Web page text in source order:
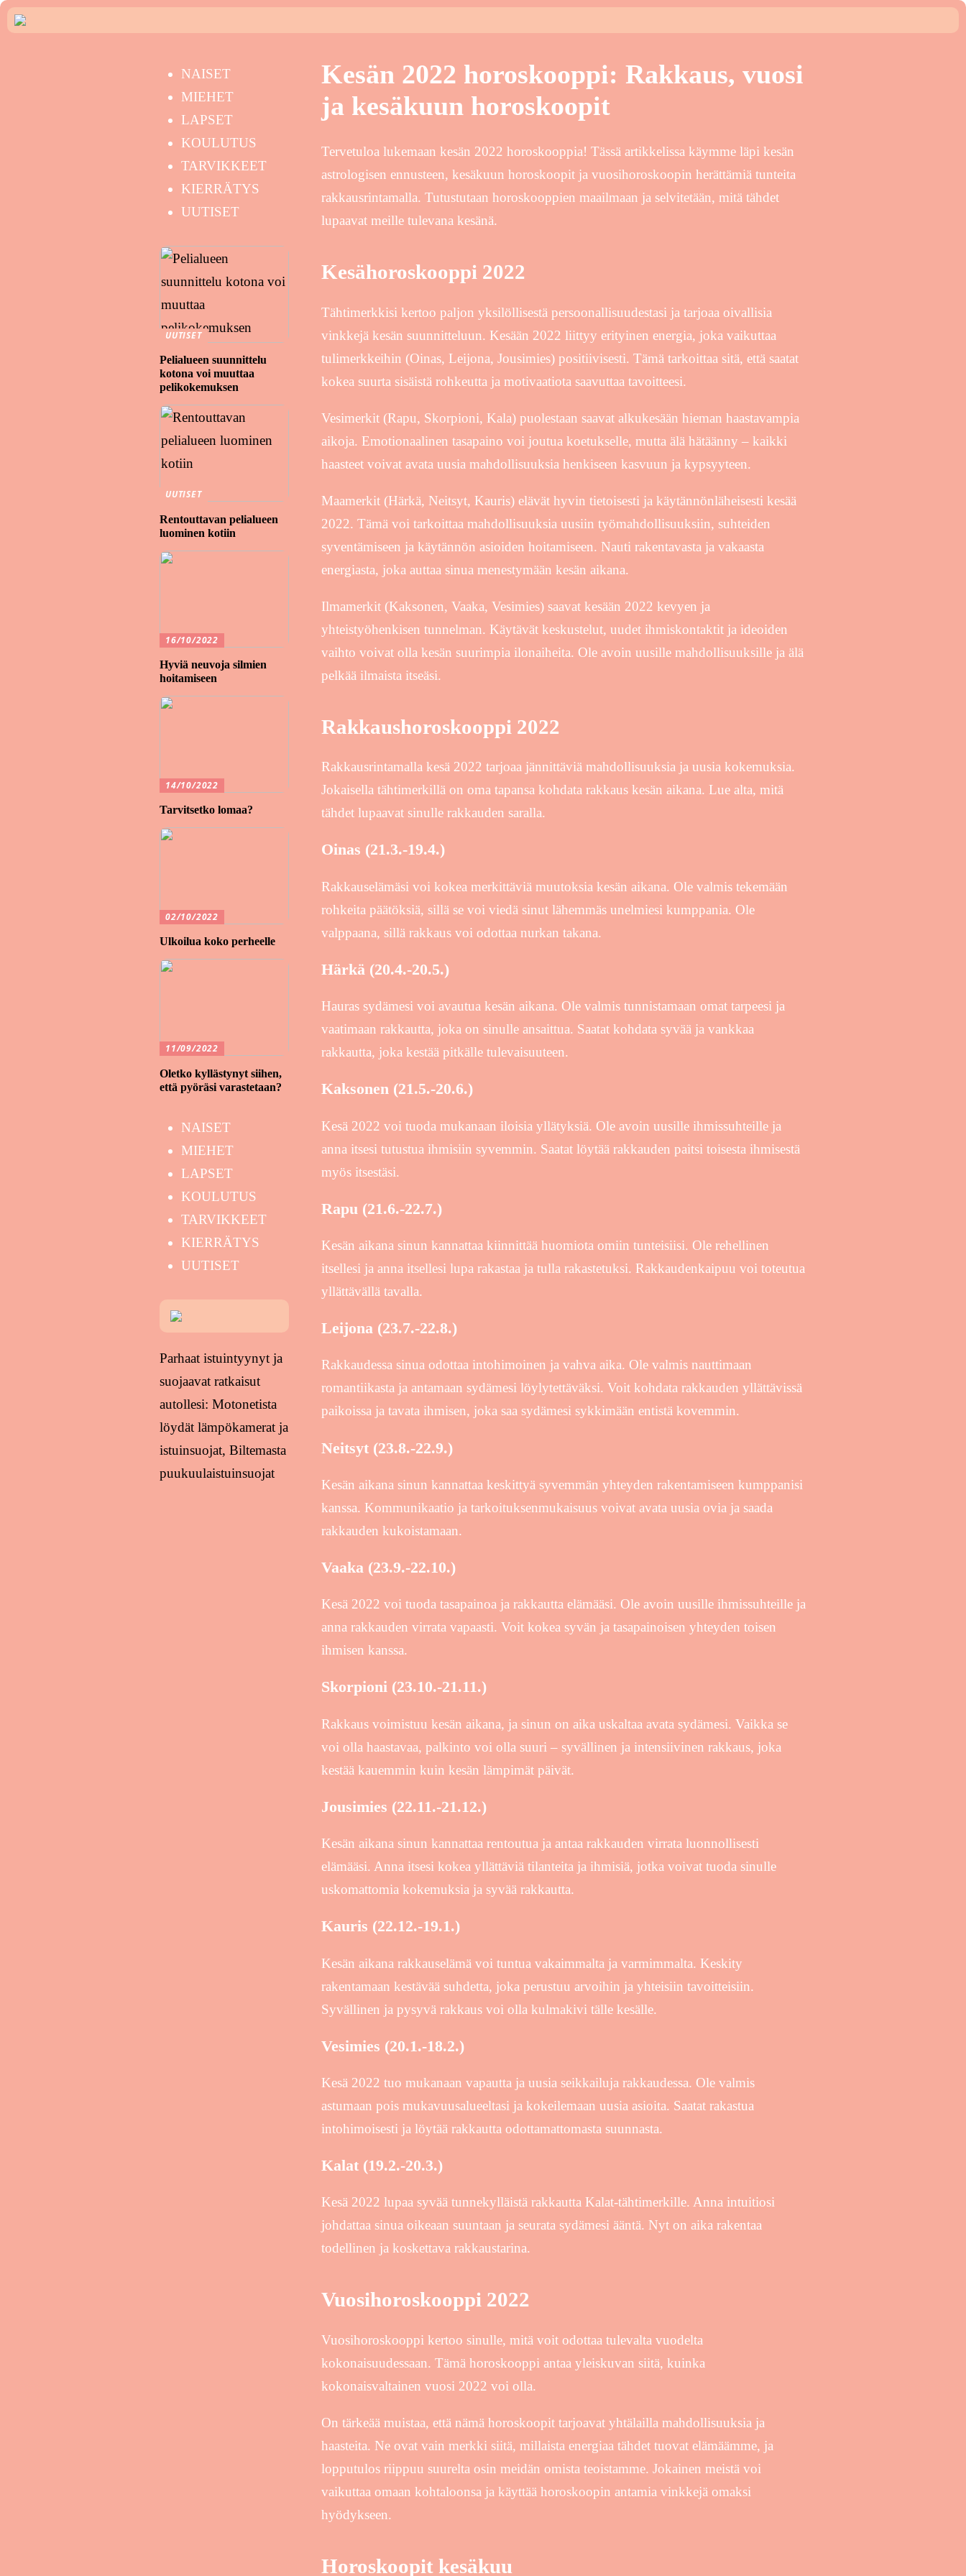
Kesän 2022 horoskooppi: Rakkaus, vuosi
ja kesäkuun horoskoopit
Tervetuloa lukemaan kesän 2022 horoskooppia! Tässä artikkelissa käymme läpi kesän
astrologisen ennusteen, kesäkuun horoskoopit ja vuosihoroskoopin herättämiä tunteita
rakkausrintamalla. Tutustutaan horoskooppien maailmaan ja selvitetään, mitä tähdet
lupaavat meille tulevana kesänä.
Kesähoroskooppi 2022
Tähtimerkkisi kertoo paljon yksilöllisestä persoonallisuudestasi ja tarjoaa oivallisia
vinkkejä kesän suunnitteluun. Kesään 2022 liittyy erityinen energia, joka vaikuttaa
tulimerkkeihin (Oinas, Leijona, Jousimies) positiivisesti. Tämä tarkoittaa sitä, että saatat
kokea suurta sisäistä rohkeutta ja motivaatiota saavuttaa tavoitteesi.
Vesimerkit (Rapu, Skorpioni, Kala) puolestaan saavat alkukesään hieman haastavampia
aikoja. Emotionaalinen tasapaino voi joutua koetukselle, mutta älä hätäänny – kaikki
haasteet voivat avata uusia mahdollisuuksia henkiseen kasvuun ja kypsyyteen.
Maamerkit (Härkä, Neitsyt, Kauris) elävät hyvin tietoisesti ja käytännönläheisesti kesää
2022. Tämä voi tarkoittaa mahdollisuuksia uusiin työmahdollisuuksiin, suhteiden
syventämiseen ja käytännön asioiden hoitamiseen. Nauti rakentavasta ja vakaasta
energiasta, joka auttaa sinua menestymään kesän aikana.
Ilmamerkit (Kaksonen, Vaaka, Vesimies) saavat kesään 2022 kevyen ja
yhteistyöhenkisen tunnelman. Käytävät keskustelut, uudet ihmiskontaktit ja ideoiden
vaihto voivat olla kesän suurimpia ilonaiheita. Ole avoin uusille mahdollisuuksille ja älä
pelkää ilmaista itseäsi.
Rakkaushoroskooppi 2022
Rakkausrintamalla kesä 2022 tarjoaa jännittäviä mahdollisuuksia ja uusia kokemuksia.
Jokaisella tähtimerkillä on oma tapansa kohdata rakkaus kesän aikana. Lue alta, mitä
tähdet lupaavat sinulle rakkauden saralla.
Oinas (21.3.-19.4.)
Rakkauselämäsi voi kokea merkittäviä muutoksia kesän aikana. Ole valmis tekemään
rohkeita päätöksiä, sillä se voi viedä sinut lähemmäs unelmiesi kumppania. Ole
valppaana, sillä rakkaus voi odottaa nurkan takana.
Härkä (20.4.-20.5.)
Hauras sydämesi voi avautua kesän aikana. Ole valmis tunnistamaan omat tarpeesi ja
vaatimaan rakkautta, joka on sinulle ansaittua. Saatat kohdata syvää ja vankkaa
rakkautta, joka kestää pitkälle tulevaisuuteen.
Kaksonen (21.5.-20.6.)
Kesä 2022 voi tuoda mukanaan iloisia yllätyksiä. Ole avoin uusille ihmissuhteille ja
anna itsesi tutustua ihmisiin syvemmin. Saatat löytää rakkauden paitsi toisesta ihmisestä
myös itsestäsi.
Rapu (21.6.-22.7.)
Kesän aikana sinun kannattaa kiinnittää huomiota omiin tunteisiisi. Ole rehellinen
itsellesi ja anna itsellesi lupa rakastaa ja tulla rakastetuksi. Rakkaudenkaipuu voi toteutua
yllättävällä tavalla.
Leijona (23.7.-22.8.)
Rakkaudessa sinua odottaa intohimoinen ja vahva aika. Ole valmis nauttimaan
romantiikasta ja antamaan sydämesi löylytettäväksi. Voit kohdata rakkauden yllättävissä
paikoissa ja tavata ihmisen, joka saa sydämesi sykkimään entistä kovemmin.
Neitsyt (23.8.-22.9.)
Kesän aikana sinun kannattaa keskittyä syvemmän yhteyden rakentamiseen kumppanisi
kanssa. Kommunikaatio ja tarkoituksenmukaisuus voivat avata uusia ovia ja saada
rakkauden kukoistamaan.
Vaaka (23.9.-22.10.)
Kesä 2022 voi tuoda tasapainoa ja rakkautta elämääsi. Ole avoin uusille ihmissuhteille ja
anna rakkauden virrata vapaasti. Voit kokea syvän ja tasapainoisen yhteyden toisen
ihmisen kanssa.
Skorpioni (23.10.-21.11.)
Rakkaus voimistuu kesän aikana, ja sinun on aika uskaltaa avata sydämesi. Vaikka se
voi olla haastavaa, palkinto voi olla suuri – syvällinen ja intensiivinen rakkaus, joka
kestää kauemmin kuin kesän lämpimät päivät.
Jousimies (22.11.-21.12.)
Kesän aikana sinun kannattaa rentoutua ja antaa rakkauden virrata luonnollisesti
elämääsi. Anna itsesi kokea yllättäviä tilanteita ja ihmisiä, jotka voivat tuoda sinulle
uskomattomia kokemuksia ja syvää rakkautta.
Kauris (22.12.-19.1.)
Kesän aikana rakkauselämä voi tuntua vakaimmalta ja varmimmalta. Keskity
rakentamaan kestävää suhdetta, joka perustuu arvoihin ja yhteisiin tavoitteisiin.
Syvällinen ja pysyvä rakkaus voi olla kulmakivi tälle kesälle.
Vesimies (20.1.-18.2.)
Kesä 2022 tuo mukanaan vapautta ja uusia seikkailuja rakkaudessa. Ole valmis
astumaan pois mukavuusalueeltasi ja kokeilemaan uusia asioita. Saatat rakastua
intohimoisesti ja löytää rakkautta odottamattomasta suunnasta.
Kalat (19.2.-20.3.)
Kesä 2022 lupaa syvää tunnekylläistä rakkautta Kalat-tähtimerkille. Anna intuitiosi
johdattaa sinua oikeaan suuntaan ja seurata sydämesi ääntä. Nyt on aika rakentaa
todellinen ja koskettava rakkaustarina.
Vuosihoroskooppi 2022
Vuosihoroskooppi kertoo sinulle, mitä voit odottaa tulevalta vuodelta
kokonaisuudessaan. Tämä horoskooppi antaa yleiskuvan siitä, kuinka
kokonaisvaltainen vuosi 2022 voi olla.
On tärkeää muistaa, että nämä horoskoopit tarjoavat yhtälailla mahdollisuuksia ja
haasteita. Ne ovat vain merkki siitä, millaista energiaa tähdet tuovat elämäämme, ja
lopputulos riippuu suurelta osin meidän omista teoistamme. Jokainen meistä voi
vaikuttaa omaan kohtaloonsa ja käyttää horoskoopin antamia vinkkejä omaksi
hyödykseen.
Horoskoopit kesäkuu
NAISET
MIEHET
LAPSET
KOULUTUS
TARVIKKEET
KIERRÄTYS
UUTISET
UUTISET
Pelialueen suunnittelu
kotona voi muuttaa
pelikokemuksen
UUTISET
Rentouttavan pelialueen
luominen kotiin
16/10/2022
Hyviä neuvoja silmien
hoitamiseen
14/10/2022
Tarvitsetko lomaa?
02/10/2022
Ulkoilua koko perheelle
11/09/2022
Oletko kyllästynyt siihen,
että pyöräsi varastetaan?
NAISET
MIEHET
LAPSET
KOULUTUS
TARVIKKEET
KIERRÄTYS
UUTISET
Parhaat istuintyynyt ja
suojaavat ratkaisut
autollesi: Motonetista
löydät lämpökamerat ja
istuinsuojat, Biltemasta
puukuulaistuinsuojat